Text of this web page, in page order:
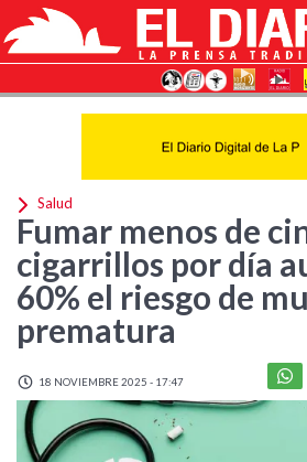
Salud
Fumar menos de
cigarrillos por día
60% el riesgo de
prematura
18 NOVIEMBRE 2025 - 17:47